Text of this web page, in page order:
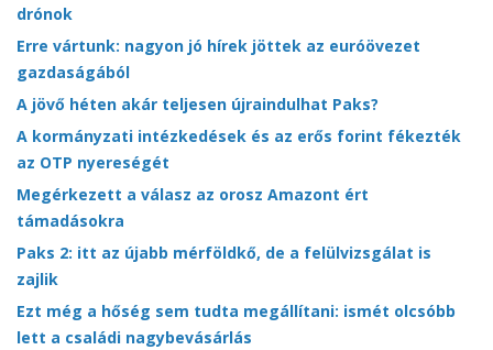
drónok
Erre vártunk: nagyon jó hírek jöttek az euróövezet
gazdaságából
A jövő héten akár teljesen újraindulhat Paks?
A kormányzati intézkedések és az erős forint fékezték
az OTP nyereségét
Megérkezett a válasz az orosz Amazont ért
támadásokra
Paks 2: itt az újabb mérföldkő, de a felülvizsgálat is
zajlik
Ezt még a hőség sem tudta megállítani: ismét olcsóbb
lett a családi nagybevásárlás